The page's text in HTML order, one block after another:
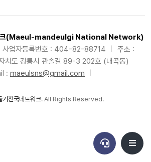
워크(Maeul-mandeulgi National Network)
사업자등록번호 : 404-82-88714
주소 :
치도 강릉시 관솔길 89-3 202호 (내곡동)
: maeulsns@gmail.com
기전국네트워크. All Rights Reserved.